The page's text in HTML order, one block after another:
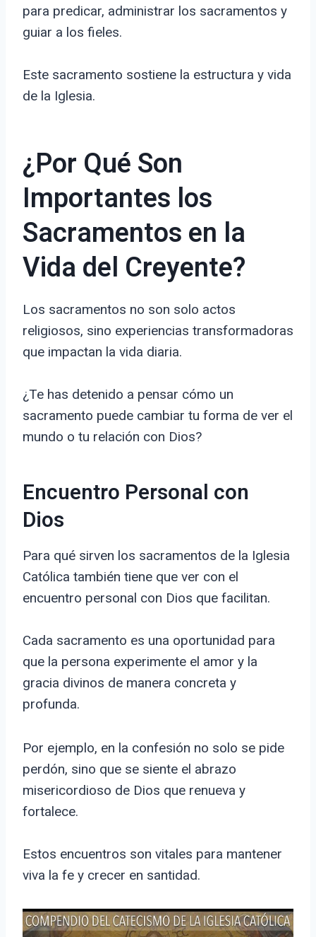
para predicar, administrar los sacramentos y
guiar a los fieles.
Este sacramento sostiene la estructura y vida
de la Iglesia.
¿Por Qué Son
Importantes los
Sacramentos en la
Vida del Creyente?
Los sacramentos no son solo actos
religiosos, sino experiencias transformadoras
que impactan la vida diaria.
¿Te has detenido a pensar cómo un
sacramento puede cambiar tu forma de ver el
mundo o tu relación con Dios?
Encuentro Personal con
Dios
Para qué sirven los sacramentos de la Iglesia
Católica también tiene que ver con el
encuentro personal con Dios que facilitan.
Cada sacramento es una oportunidad para
que la persona experimente el amor y la
gracia divinos de manera concreta y
profunda.
Por ejemplo, en la confesión no solo se pide
perdón, sino que se siente el abrazo
misericordioso de Dios que renueva y
fortalece.
Estos encuentros son vitales para mantener
viva la fe y crecer en santidad.